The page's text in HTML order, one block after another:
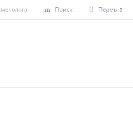
Поиск Пермь